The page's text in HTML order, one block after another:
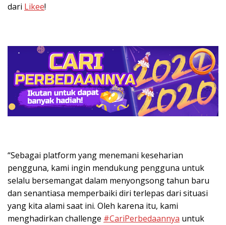
dari Likee!
“Sebagai platform yang menemani keseharian
pengguna, kami ingin mendukung pengguna untuk
selalu bersemangat dalam menyongsong tahun baru
dan senantiasa memperbaiki diri terlepas dari situasi
yang kita alami saat ini. Oleh karena itu, kami
menghadirkan challenge #CariPerbedaannya untuk